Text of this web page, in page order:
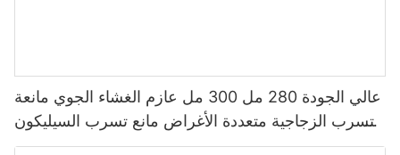
عالي الجودة 280 مل 300 مل عازم الغشاء الجوي مانعة
للتسرب الزجاجية متعددة الأغراض مانع تسرب السيليكون
للمطبخ